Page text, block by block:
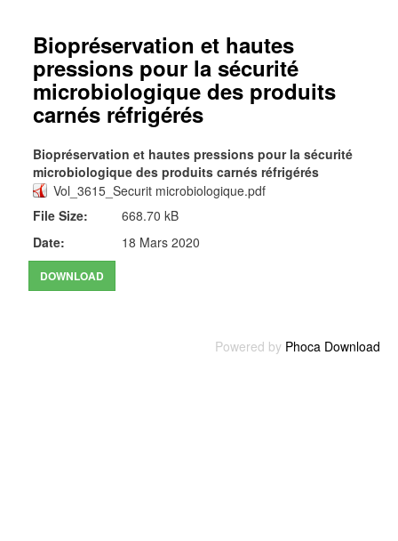
Biopréservation et hautes
pressions pour la sécurité
microbiologique des produits
carnés réfrigérés
Biopréservation et hautes pressions pour la sécurité
microbiologique des produits carnés réfrigérés
Vol_3615_Securit microbiologique.pdf
File Size:
668.70 kB
Date:
18 Mars 2020
Powered by Phoca Download